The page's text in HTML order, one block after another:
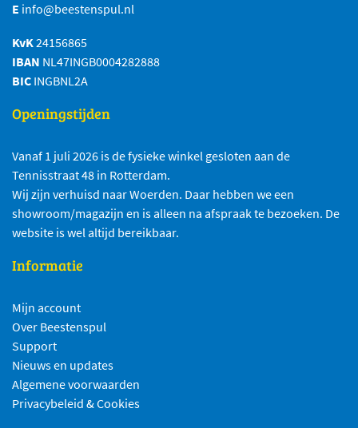
E info@beestenspul.nl
KvK24156865
IBAN NL47INGB0004282888
BIC INGBNL2A
Openingstijden
Vanaf 1 juli 2026 is de fysieke winkel gesloten aan de
Tennisstraat 48 in Rotterdam.
Wij zijn verhuisd naar Woerden. Daar hebben we een
showroom/magazijn en is alleen na afspraak te bezoeken. De
website is wel altijd bereikbaar.
Informatie
Mijn account
Over Beestenspul
Support
Nieuws en updates
Algemene voorwaarden
Privacybeleid & Cookies